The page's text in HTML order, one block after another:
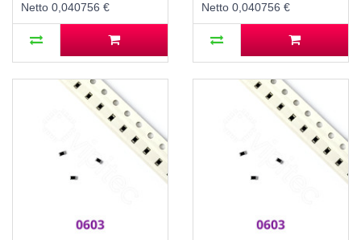
Netto 0,040756 €
Netto 0,040756 €